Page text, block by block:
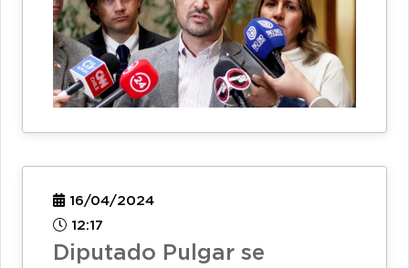
16/04/2024
12:17
Diputado Pulgar se